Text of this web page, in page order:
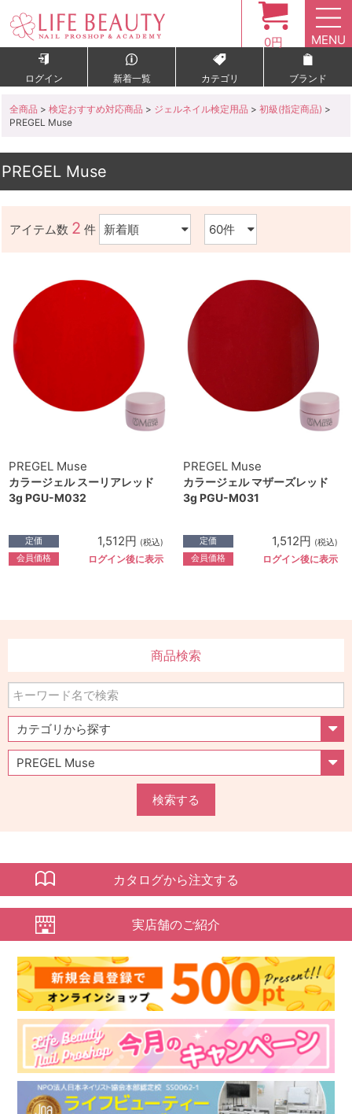
0円 MENU
ログイン 新着一覧 カテゴリ ブランド
全商品 > 検定おすすめ対応商品 > ジェルネイル検定用品 > 初級(指定商品) >
PREGEL Muse
PREGEL Muse
アイテム数 2 件
PREGEL Muse
カラージェル スーリアレッド
3g PGU-M032
定価 1,512円 (税込)
会員価格 ログイン後に表示
PREGEL Muse
カラージェル マザーズレッド
3g PGU-M031
定価 1,512円 (税込)
会員価格 ログイン後に表示
商品検索
検索する
カタログから注文する
実店舗のご紹介